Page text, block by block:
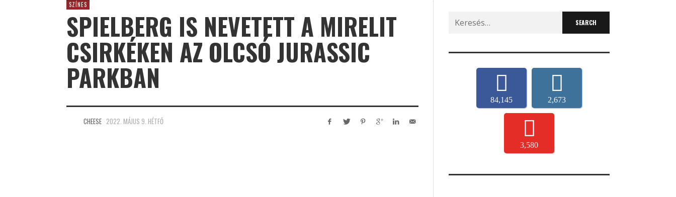
SZÍNES
SPIELBERG IS NEVETETT A MIRELIT
CSIRKÉKEN AZ OLCSÓ JURASSIC
PARKBAN
CHEESE 2022. MÁJUS 9. HÉTFŐ
Search
for:
84,145 2,673
3,580